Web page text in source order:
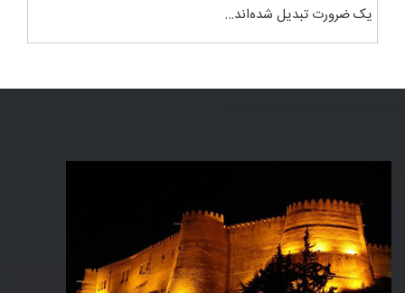
یک ضرورت تبدیل شده‌اند…